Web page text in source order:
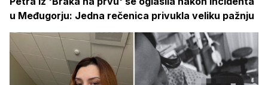
u Međugorju: Jedna rečenica privukla veliku pažnju